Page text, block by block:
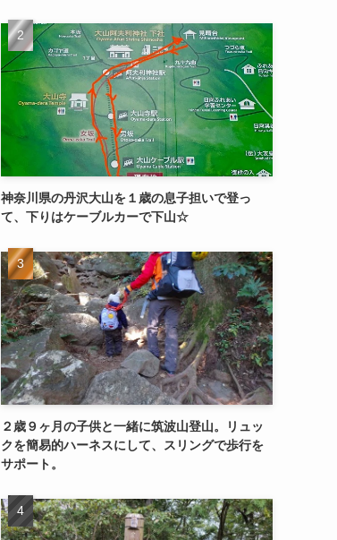
神奈川県の丹沢大山を１歳の息子担いで登っ
て、下りはケーブルカーで下山☆
２歳９ヶ月の子供と一緒に筑波山登山。リュッ
クを簡易的ハーネスにして、スリングで歩行を
サポート。